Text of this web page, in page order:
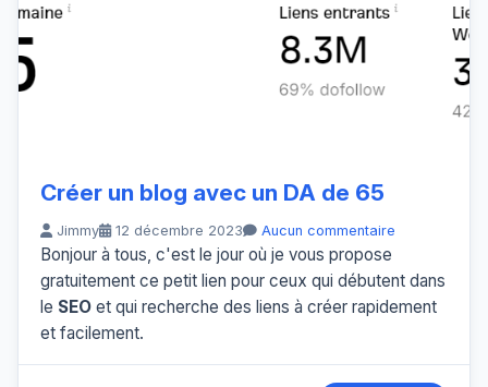
Créer un blog avec un DA de 65
Jimmy 12 décembre 2023 Aucun commentaire
Bonjour à tous, c'est le jour où je vous propose
gratuitement ce petit lien pour ceux qui débutent dans
le SEO et qui recherche des liens à créer rapidement
et facilement.